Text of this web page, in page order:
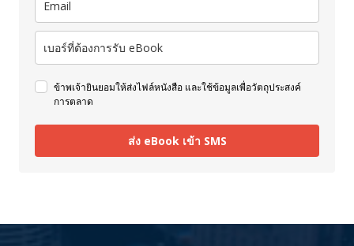
ข้าพเจ้ายินยอมให้ส่งไฟล์หนังสือ และใช้ข้อมูลเพื่อวัตถุประสงค์
การตลาด
ส่ง eBook เข้า SMS